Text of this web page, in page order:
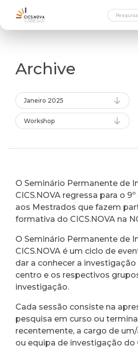
Archive
Janeiro 2025
Workshop
O Seminário Permanente de
CICS.NOVA regressa para o
aos Mestrados que fazem
formativa do CICS.NOVA na
O Seminário Permanente de
CICS.NOVA é um ciclo de
dar a conhecer a
centro e os respectivos
investigação.
Cada sessão consiste na
pesquisa em curso ou
recentemente, a cargo de
ou equipa de investigação do